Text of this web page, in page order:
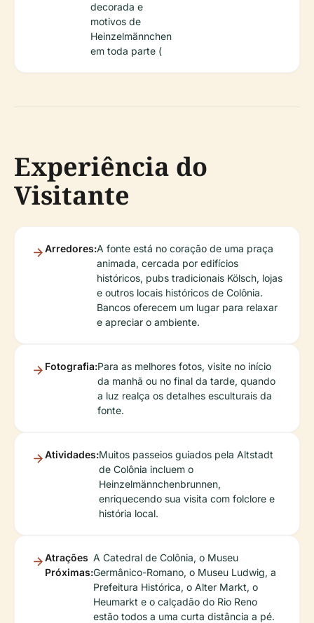
decorada e
motivos de
Heinzelmännchen
em toda parte (
Experiência do
Visitante
Arredores:A fonte está no coração de uma praça
animada, cercada por edifícios
históricos, pubs tradicionais Kölsch, lojas
e outros locais históricos de Colônia.
Bancos oferecem um lugar para relaxar
e apreciar o ambiente.
Fotografia:Para as melhores fotos, visite no início
da manhã ou no final da tarde, quando
a luz realça os detalhes esculturais da
fonte.
Atividades:Muitos passeios guiados pela Altstadt
de Colônia incluem o
Heinzelmännchenbrunnen,
enriquecendo sua visita com folclore e
história local.
Atrações
Próximas:
A Catedral de Colônia, o Museu
Germânico-Romano, o Museu Ludwig, a
Prefeitura Histórica, o Alter Markt, o
Heumarkt e o calçadão do Rio Reno
estão todos a uma curta distância a pé.